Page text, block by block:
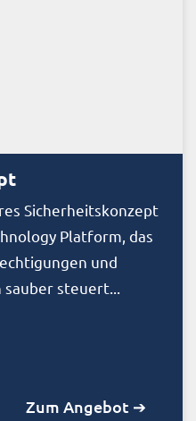
Sicherheitskonzept
Platform, das
und
steuert...
Zum Angebot ➔